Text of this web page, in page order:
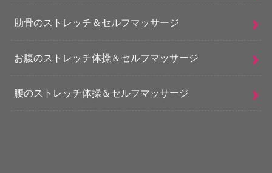
肋骨のストレッチ＆セルフマッサージ
お腹のストレッチ体操＆セルフマッサージ
腰のストレッチ体操＆セルフマッサージ